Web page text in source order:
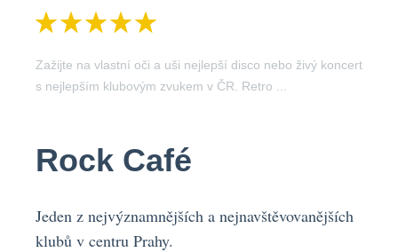
Zažijte na vlastní oči a uši nejlepší disco nebo živý koncert
s nejlepším klubovým zvukem v ČR. Retro ...
Rock Café
Jeden z nejvýznamnějších a nejnavštěvovanějších
klubů v centru Prahy.